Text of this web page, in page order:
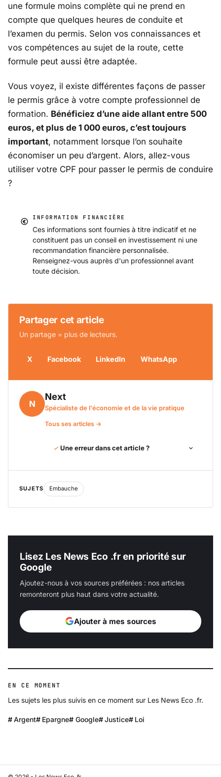
une formule moins complète qui ne prend en
compte que quelques heures de conduite et
l’examen du permis. Selon vos connaissances et
vos compétences au sujet de la route, cette
formule peut aussi être adaptée.
Vous voyez, il existe différentes façons de passer
le permis grâce à votre compte professionnel de
formation. Bénéficiez d’une aide allant entre 500
euros, et plus de 1 000 euros, c’est toujours
important, notamment lorsque l’on souhaite
économiser un peu d’argent. Alors, allez-vous
utiliser votre CPF pour passer le permis de conduire
?
INFORMATION FINANCIÈRE
Ces informations sont fournies à titre indicatif et ne
constituent pas un conseil en investissement ni une
recommandation financière personnalisée.
Renseignez-vous auprès d'un professionnel avant
toute décision.
Partager cet article
Un partage = plus de lecteurs.
X Facebook LinkedIn WhatsApp
N
Next
Spécialiste de l'économie et de la vie pratique
Tous ses articles →
Une erreur dans cet article ?
SUJETS Embauche
Lisez Les News Eco .fr en priorité sur
Google
Ajoutez-nous à vos sources préférées : nos articles
remonteront plus haut dans votre actualité.
Ajouter à mes sources
EN CE MOMENT
Les sujets les plus suivis en ce moment sur Les News Eco .fr.
Argent Epargne Google Justice Loi